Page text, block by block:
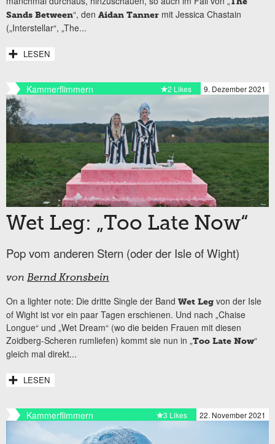
Sands Between“, den Aidan Tanner mit Jessica Chastain
(„Interstellar“, „The...
LESEN
Kammerflimmern 9. Dezember 2021
2 Likes
Wet Leg: „Too Late Now“
Pop vom anderen Stern (oder der Isle of Wight)
von Bernd Kronsbein
On a lighter note: Die dritte Single der Band Wet Leg von der Isle
of Wight ist vor ein paar Tagen erschienen. Und nach „Chaise
Longue“ und „Wet Dream“ (wo die beiden Frauen mit diesen
Zoidberg-Scheren rumliefen) kommt sie nun in „Too Late Now“
gleich mal direkt...
LESEN
Kammerflimmern 22. November 2021
3 Likes